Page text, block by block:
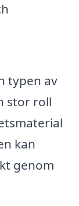
typen av
stor roll
kan
genom